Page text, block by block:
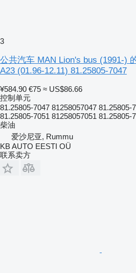
3
公共汽车 MAN Lion's bus (1991-)
A23 (01.96-12.11) 81.25805-7047
¥584.90 €75 ≈ US$86.66
控制单元
81.25805-7047 81258057047 81.25805-
81.25805-7051 81258057051 81.25805-
柴油
爱沙尼亚, Rummu
KB AUTO EESTI OÜ
联系卖方